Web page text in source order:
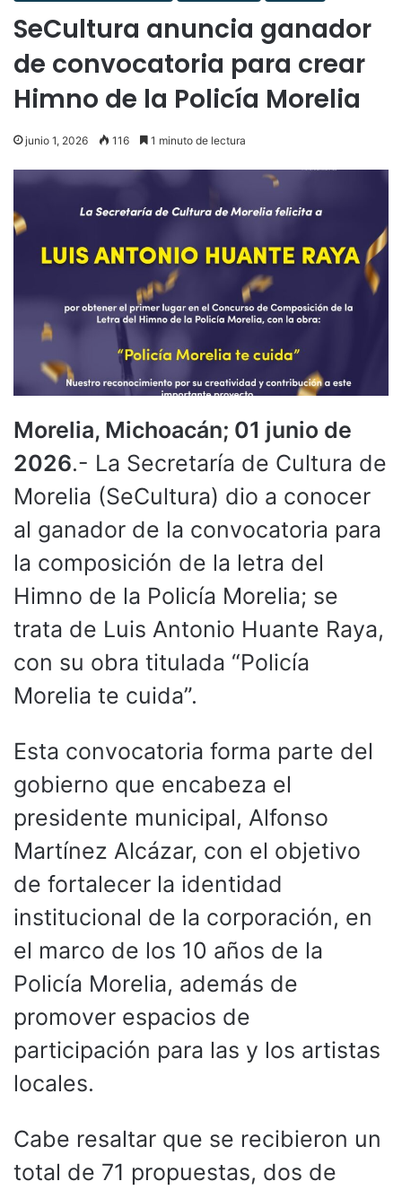
SeCultura anuncia ganador
de convocatoria para crear
Himno de la Policía Morelia
junio 1, 2026 116 1 minuto de lectura
Morelia, Michoacán; 01 junio de
2026.- La Secretaría de Cultura de
Morelia (SeCultura) dio a conocer
al ganador de la convocatoria para
la composición de la letra del
Himno de la Policía Morelia; se
trata de Luis Antonio Huante Raya,
con su obra titulada “Policía
Morelia te cuida”.
Esta convocatoria forma parte del
gobierno que encabeza el
presidente municipal, Alfonso
Martínez Alcázar, con el objetivo
de fortalecer la identidad
institucional de la corporación, en
el marco de los 10 años de la
Policía Morelia, además de
promover espacios de
participación para las y los artistas
locales.
Cabe resaltar que se recibieron un
total de 71 propuestas, dos de